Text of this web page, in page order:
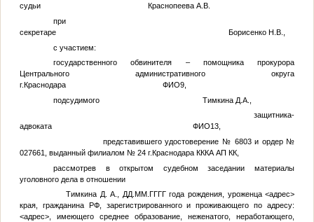
судьи Краснопеева А.В.
при
секретаре Борисенко Н.В.,
с участием:
государственного обвинителя – помощника прокурора
Центрального административного округа
г.Краснодара ФИО9,
подсудимого Тимкина Д.А.
защитника-
адвоката ФИО13,
представившего удостоверение № 6803 и ордер №
027661, выданный филиалом № 24 г.Краснодара КККА АП КК,
рассмотрев в открытом судебном заседании материалы
уголовного дела в отношении
Тимкина Д. А.
ДД.ММ.ГГГГгода рождения, уроженца<адрес>
края, гражданина РФ, зарегистрированного и проживающего по адресу:
<адрес>, имеющего среднее образование, неженатого, неработающего,